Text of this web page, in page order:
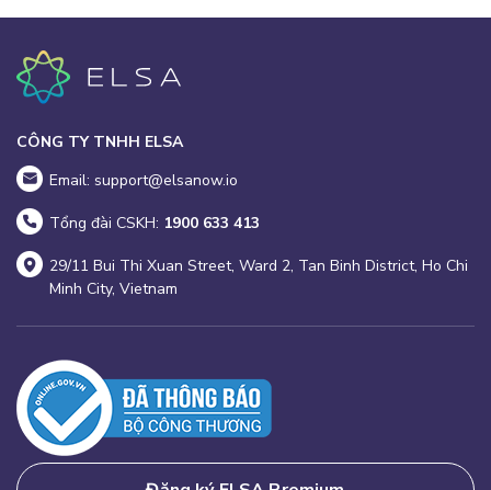
CÔNG TY TNHH ELSA
Email: support@elsanow.io
Tổng đài CSKH: 1900 633 413
29/11 Bui Thi Xuan Street, Ward 2, Tan Binh District, Ho Chi
Minh City, Vietnam